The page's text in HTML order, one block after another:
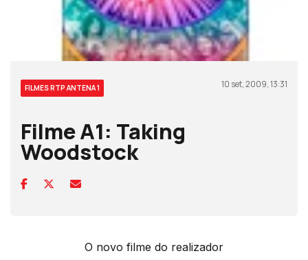
FILMES RTP ANTENA 1 10 set, 2009, 13:31
Filme A1: Taking
Woodstock
O novo filme do realizador